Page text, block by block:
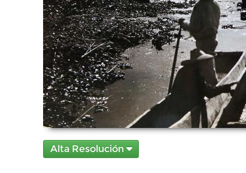
Alta Resolución